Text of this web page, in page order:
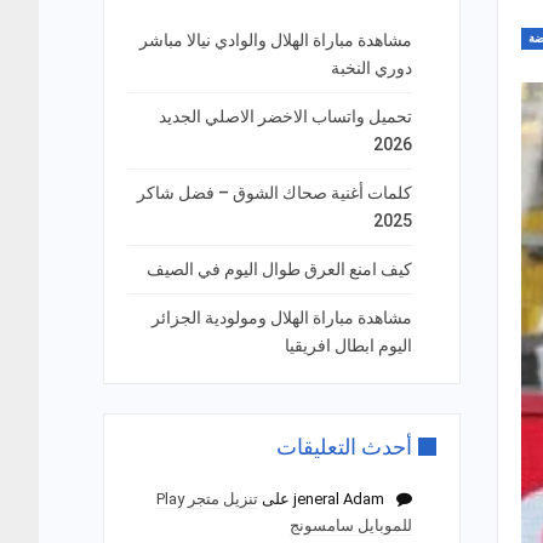
مشاهدة مباراة الهلال والوادي نيالا مباشر
دوري النخبة
تحميل واتساب الاخضر الاصلي الجديد
2026
كلمات أغنية صحاك الشوق – فضل شاكر
2025
كيف امنع العرق طوال اليوم في الصيف
مشاهدة مباراة الهلال ومولودية الجزائر
اليوم ابطال افريقيا
أحدث التعليقات
jeneral Adamعلى
تنزيل متجر Play
للموبايل سامسونج